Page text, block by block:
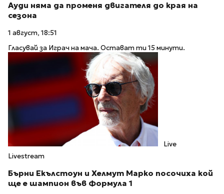
Ауди няма да променя двигателя до края на
сезона
1 август, 18:51
Гласувай за Играч на мача. Остават ти 15 минути.
Live
Livestream
Бърни Екълстоун и Хелмут Марко посочиха кой
ще е шампион във Формула 1